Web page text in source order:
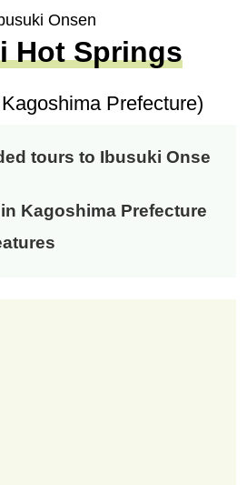
Onsen
Hot Springs
Prefecture)
tours to Ibusuki Onse
Kagoshima Prefecture